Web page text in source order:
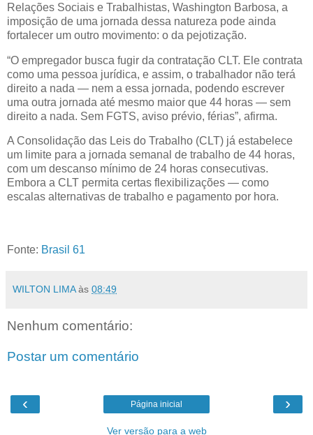
Relações Sociais e Trabalhistas, Washington Barbosa, a
imposição de uma jornada dessa natureza pode ainda
fortalecer um outro movimento: o da pejotização.
“O empregador busca fugir da contratação CLT. Ele contrata
como uma pessoa jurídica, e assim, o trabalhador não terá
direito a nada — nem a essa jornada, podendo escrever
uma outra jornada até mesmo maior que 44 horas — sem
direito a nada. Sem FGTS, aviso prévio, férias”, afirma.
A Consolidação das Leis do Trabalho (CLT) já estabelece
um limite para a jornada semanal de trabalho de 44 horas,
com um descanso mínimo de 24 horas consecutivas.
Embora a CLT permita certas flexibilizações — como
escalas alternativas de trabalho e pagamento por hora.
Fonte: Brasil 61
WILTON LIMA às 08:49
Nenhum comentário:
Postar um comentário
‹ ›
Página inicial
Ver versão para a web